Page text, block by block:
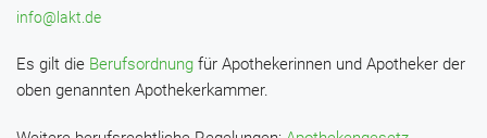
info@lakt.de
Es gilt die Berufsordnung für Apothekerinnen und Apotheker der
oben genannten Apothekerkammer.